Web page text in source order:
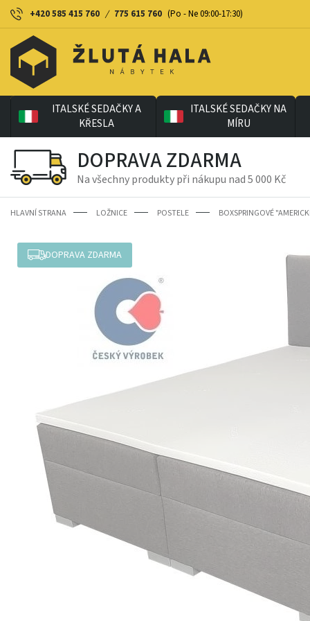
+420 585 415 760 / 775 615 760 (Po - Ne 09:00-17:30)
ITALSKÉ SEDAČKY A
KŘESLA
ITALSKÉ SEDAČKY NA
MÍRU
DOPRAVA ZDARMA
Na všechny produkty při nákupu nad 5 000 Kč
HLAVNÍ STRANA LOŽNICE POSTELE BOXSPRINGOVÉ
DOPRAVA ZDARMA